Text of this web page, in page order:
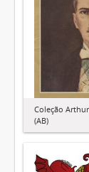
Coleção
(AB)